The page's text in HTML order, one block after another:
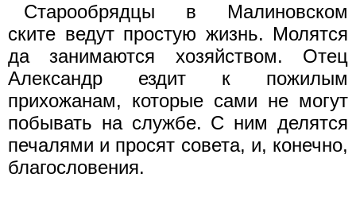
Старообрядцы в Малиновском
ските ведут простую жизнь. Молятся
да занимаются хозяйством. Отец
Александр ездит к пожилым
прихожанам, которые сами не могут
побывать на службе. С ним делятся
печалями и просят совета, и, конечно,
благословения.